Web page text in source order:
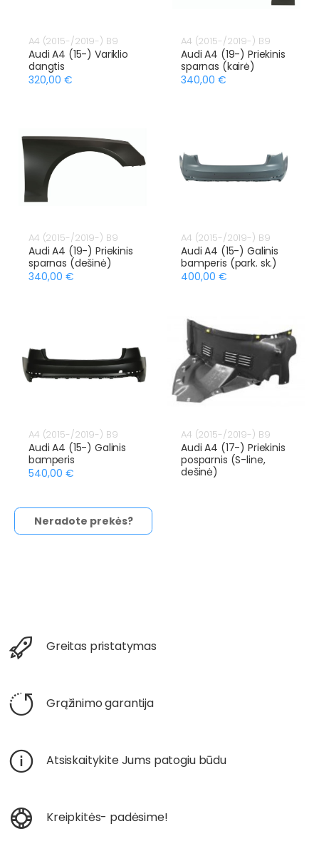
A4 (2015-/2019-) B9
Audi A4 (15-) Variklio
dangtis
320,00 €
A4 (2015-/2019-) B9
Audi A4 (19-) Priekinis
sparnas (kairė)
340,00 €
A4 (2015-/2019-) B9
Audi A4 (19-) Priekinis
sparnas (dešinė)
340,00 €
A4 (2015-/2019-) B9
Audi A4 (15-) Galinis
bamperis (park. sk.)
400,00 €
A4 (2015-/2019-) B9
Audi A4 (15-) Galinis
bamperis
540,00 €
A4 (2015-/2019-) B9
Audi A4 (17-) Priekinis
posparnis (S-line,
dešinė)
Neradote prekės?
Greitas pristatymas
Grąžinimo garantija
Atsiskaitykite Jums patogiu būdu
Kreipkitės- padėsime!